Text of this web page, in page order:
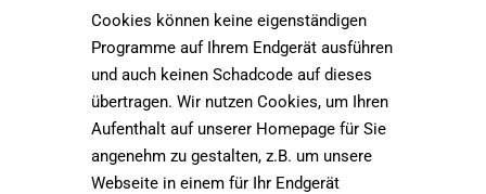
Cookies können keine eigenständigen
Programme auf Ihrem Endgerät ausführen
und auch keinen Schadcode auf dieses
übertragen. Wir nutzen Cookies, um Ihren
Aufenthalt auf unserer Homepage für Sie
angenehm zu gestalten, z.B. um unsere
Webseite in einem für Ihr Endgerät